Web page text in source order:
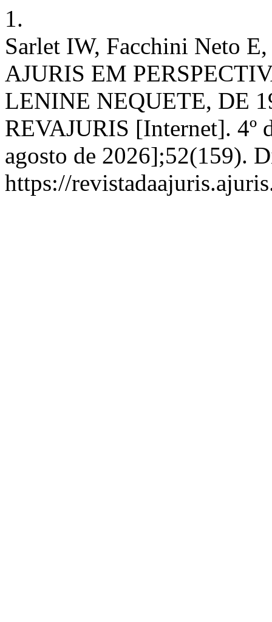
1.
Sarlet IW, Facchini Neto
AJURIS EM
LENINE NEQUETE, DE
REVAJURIS [Internet]. 4º
agosto de 2026];52(159).
https://